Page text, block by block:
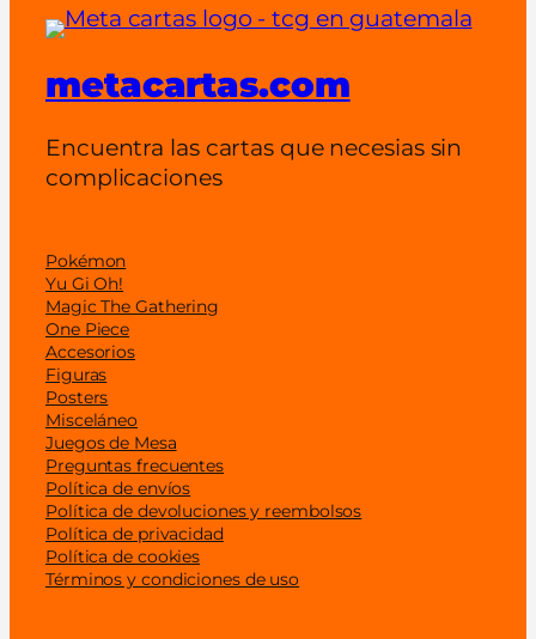
t
.
)
a
n
i
d
a
d
metacartas.com
Encuentra las cartas que necesias sin
complicaciones
Pokémon
Yu Gi Oh!
Magic The Gathering
One Piece
Accesorios
Figuras
Posters
Misceláneo
Juegos de Mesa
Preguntas frecuentes
Política de envíos
Política de devoluciones y reembolsos
Política de privacidad
Política de cookies
Términos y condiciones de uso